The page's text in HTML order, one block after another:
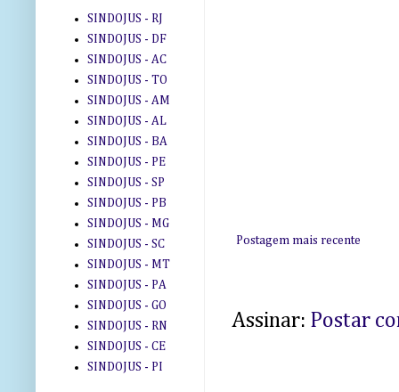
Postagem mais recente
Assinar: Postar
SINDOJUS - RJ
SINDOJUS - DF
SINDOJUS - AC
SINDOJUS - TO
SINDOJUS - AM
SINDOJUS - AL
SINDOJUS - BA
SINDOJUS - PE
SINDOJUS - SP
SINDOJUS - PB
SINDOJUS - MG
SINDOJUS - SC
SINDOJUS - MT
SINDOJUS - PA
SINDOJUS - GO
SINDOJUS - RN
SINDOJUS - CE
SINDOJUS - PI